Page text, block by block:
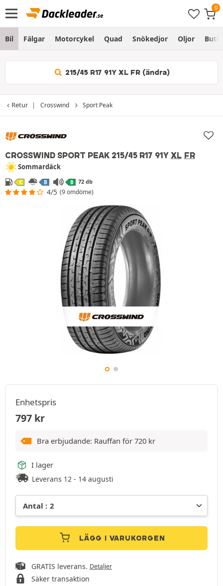
Bil Fälgar Motorcykel Quad Snökedjor Oljor Butik
215/45 R17 91Y XL FR (ändra)
Retur Crosswind Sport Peak
CROSSWIND SPORT PEAK 215/45 R17 91Y XL FR
Sommardäck
C B B 72 db
4/5 (9 omdöme)
Enhetspris
797 kr
Bra erbjudande: Rauffan för 720 kr
I lager
Leverans 12 - 14 augusti
LÄGG I VARUKORGEN
GRATIS leverans. Detaljer
Säker transaktion